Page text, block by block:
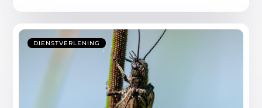
DIENSTVERLENING